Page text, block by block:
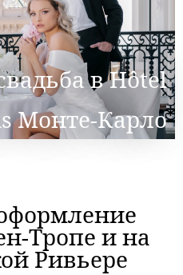
в Hôtel
Монте-Карло
Тропе и на
Ривьере